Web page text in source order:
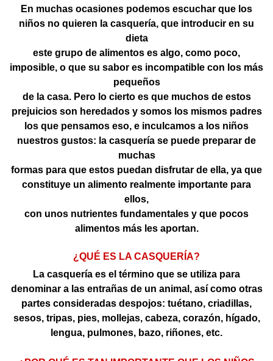
En muchas ocasiones podemos escuchar que los
niños no quieren la casquería, que introducir en su
dieta
este grupo de alimentos es algo, como poco,
imposible, o que su sabor es incompatible con los más
pequeños
de la casa. Pero lo cierto es que muchos de estos
prejuicios son heredados y somos los mismos padres
los que pensamos eso, e inculcamos a los niños
nuestros gustos: la casquería se puede preparar de
muchas
formas para que estos puedan disfrutar de ella, ya que
constituye un alimento realmente importante para
ellos,
con unos nutrientes fundamentales y que pocos
alimentos más les aportan.
¿QUÉ ES LA CASQUERÍA?
La casquería es el término que se utiliza para
denominar a las entrañas de un animal, así como otras
partes consideradas despojos: tuétano, criadillas,
sesos, tripas, pies, mollejas, cabeza, corazón, hígado,
lengua, pulmones, bazo, riñones, etc.